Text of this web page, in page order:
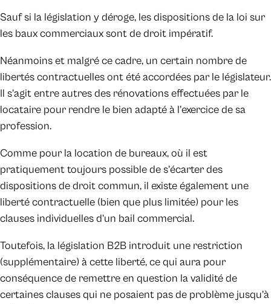
Sauf si la législation y déroge, les dispositions de la loi sur
les baux commerciaux sont de droit impératif.
Néanmoins et malgré ce cadre, un certain nombre de
libertés contractuelles ont été accordées par le législateur.
Il s’agit entre autres des rénovations effectuées par le
locataire pour rendre le bien adapté à l’exercice de sa
profession.
Comme pour la location de bureaux, où il est
pratiquement toujours possible de s’écarter des
dispositions de droit commun, il existe également une
liberté contractuelle (bien que plus limitée) pour les
clauses individuelles d’un bail commercial.
Toutefois, la législation B2B introduit une restriction
(supplémentaire) à cette liberté, ce qui aura pour
conséquence de remettre en question la validité de
certaines clauses qui ne posaient pas de problème jusqu’à